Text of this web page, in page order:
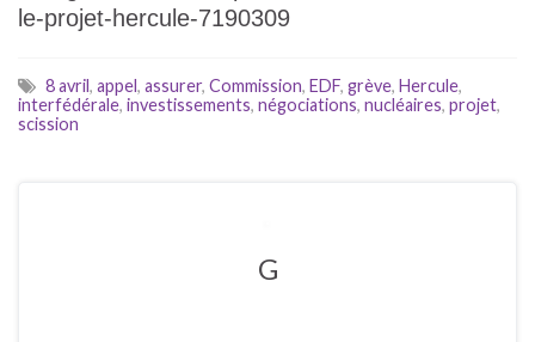
le-projet-hercule-7190309
8 avril, appel, assurer, Commission, EDF, grève, Hercule,
interfédérale, investissements, négociations, nucléaires, projet,
scission
G